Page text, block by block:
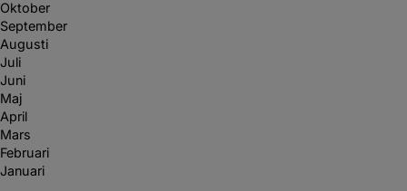
Oktober
September
Augusti
Juli
Juni
Maj
April
Mars
Februari
Januari